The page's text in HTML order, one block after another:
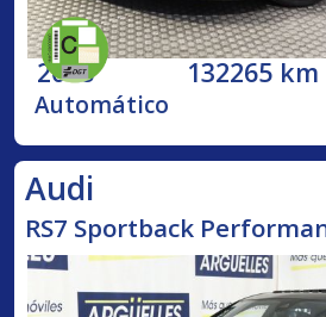
2018 132265 km
Automático
Audi
RS7 Sportback